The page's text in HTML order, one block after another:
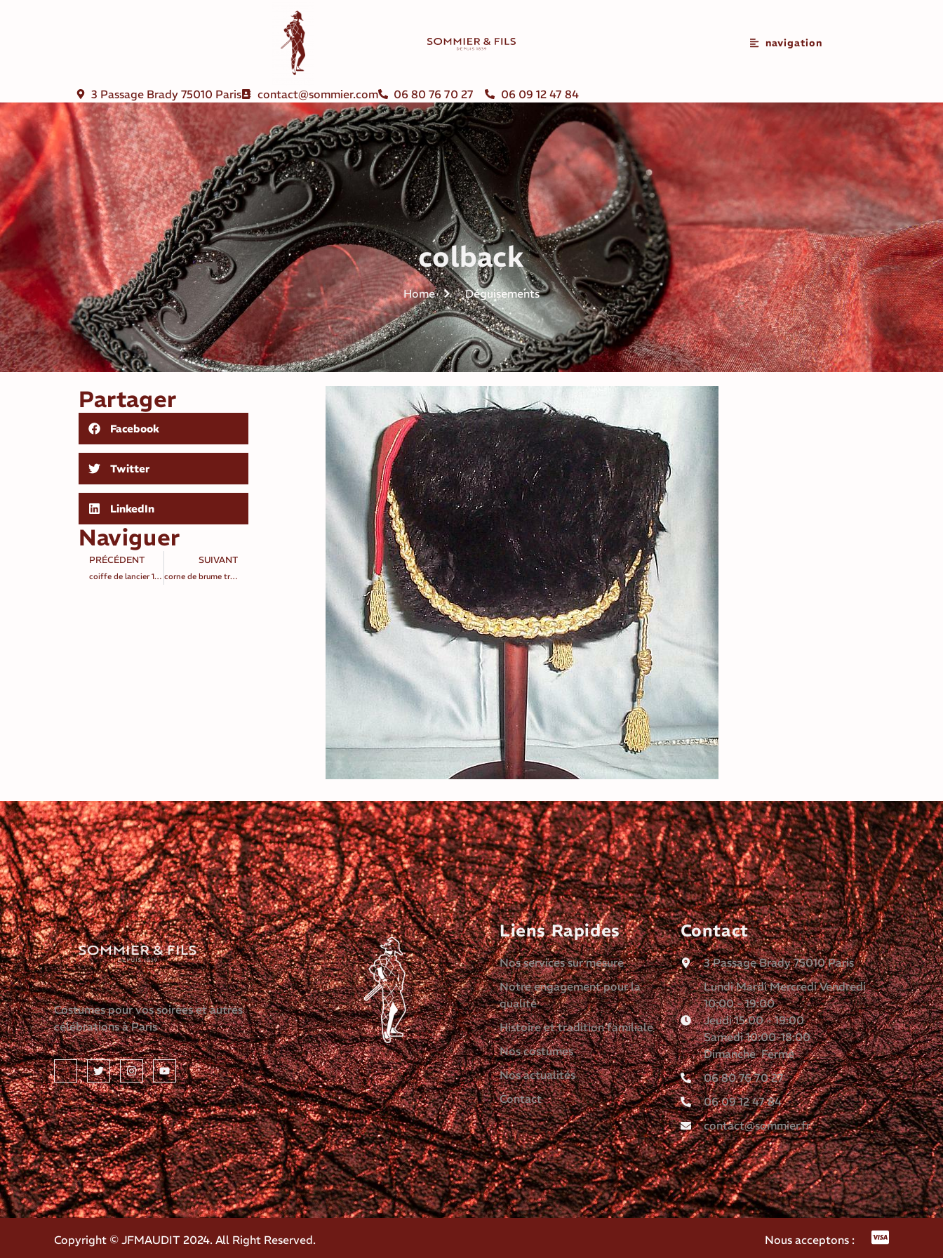
navigation
3 Passage Brady 75010 Paris contact@sommier.com 06 80 76 70 27 06 09 12 47 84
colback
Home Déguisements
Partager
Facebook
Twitter
LinkedIn
Naviguer
PRÉCÉDENT
coiffe de lancier 1er empire
SUIVANT
corne de brume tribal
Costumes pour vos soirées et autres
célébrations à Paris
Liens Rapides
Nos services sur mesure
Notre engagement pour la
qualité
Histoire et tradition familiale
Nos costumes
Nos actualités
Contact
Contact
3 Passage Brady 75010 Paris
Lundi Mardi Mercredi Vendredi
10:00 - 19:00
Jeudi 15:00 - 19:00
Samedi 10:00-18:00
Dimanche Fermé
06 80 76 70 27
06 09 12 47 84
contact@sommier.fr
Copyright © JFMAUDIT 2024. All Right Reserved. Nous acceptons :